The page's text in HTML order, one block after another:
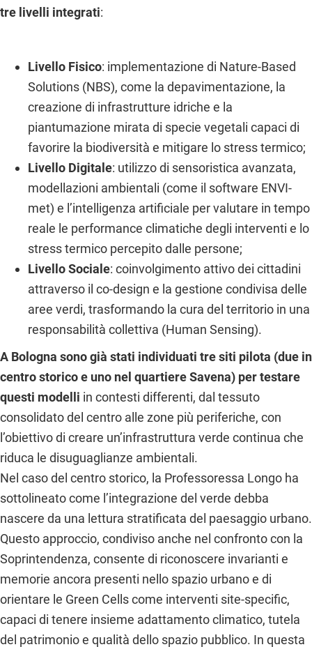
tre livelli integrati:
Livello Fisico: implementazione di Nature-Based
Solutions (NBS), come la depavimentazione, la
creazione di infrastrutture idriche e la
piantumazione mirata di specie vegetali capaci di
favorire la biodiversità e mitigare lo stress termico;
Livello Digitale: utilizzo di sensoristica avanzata,
modellazioni ambientali (come il software ENVI-
met) e l’intelligenza artificiale per valutare in tempo
reale le performance climatiche degli interventi e lo
stress termico percepito dalle persone;
Livello Sociale: coinvolgimento attivo dei cittadini
attraverso il co-design e la gestione condivisa delle
aree verdi, trasformando la cura del territorio in una
responsabilità collettiva (Human Sensing).
A Bologna sono già stati individuati tre siti pilota (due in
centro storico e uno nel quartiere Savena) per testare
questi modelli in contesti differenti, dal tessuto
consolidato del centro alle zone più periferiche, con
l’obiettivo di creare un’infrastruttura verde continua che
riduca le disuguaglianze ambientali.
Nel caso del centro storico, la Professoressa Longo ha
sottolineato come l’integrazione del verde debba
nascere da una lettura stratificata del paesaggio urbano.
Questo approccio, condiviso anche nel confronto con la
Soprintendenza, consente di riconoscere invarianti e
memorie ancora presenti nello spazio urbano e di
orientare le Green Cells come interventi site-specific,
capaci di tenere insieme adattamento climatico, tutela
del patrimonio e qualità dello spazio pubblico. In questa